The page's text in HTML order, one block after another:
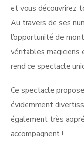
et vous découvrirez
Au travers de ses
l’opportunité de
véritables magiciens
rend ce spectacle
Ce spectacle
évidemment
également très
accompagnent !